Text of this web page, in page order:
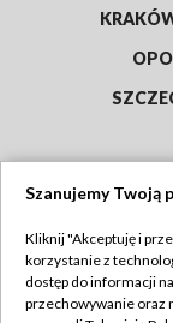
Abonament
Szanujemy Twoją
Kliknij "Akceptuję i
korzystanie z
dostęp do informacji
przechowywanie oraz